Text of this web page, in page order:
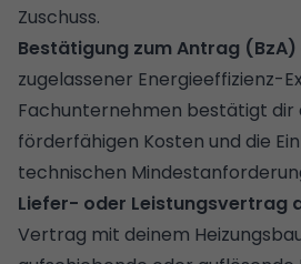
Zuschuss.
Bestätigung zum Antrag (BzA)
zugelassener Energieeffizienz-
Fachunternehmen bestätigt dir
förderfähigen Kosten und die
technischen
Liefer- oder Leistungsvertrag
Vertrag mit deinem